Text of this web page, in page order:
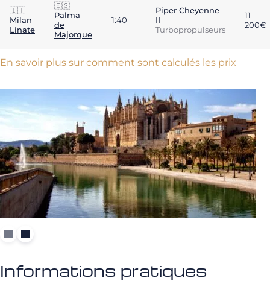
🇮🇹
Milan
Linate
🇪🇸
Palma
de
Majorque
1:40
Piper Cheyenne
II
Turbopropulseurs
11
200€
En savoir plus sur comment sont calculés les prix
Informations pratiques